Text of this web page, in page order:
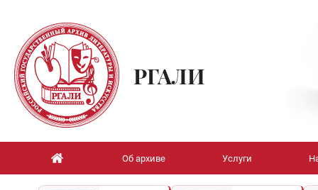
РГАЛИ
Об архиве Услуги